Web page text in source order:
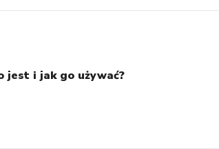
jest i jak go używać?